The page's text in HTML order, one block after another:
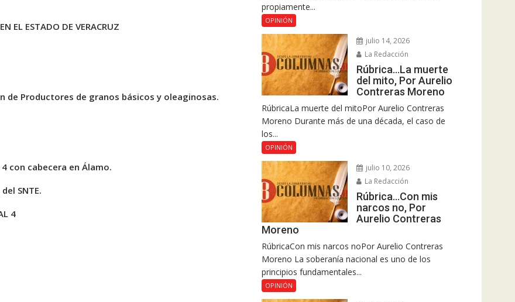
EL ESTADO DE VERACRUZ
de Productores de granos básicos y oleaginosas.
con cabecera en Álamo.
SNTE.
4
propiamente...
OPINIÓN
julio 14, 2026
La Redacción
Rúbrica…La muerte
del mito, Por Aurelio
Contreras Moreno
RúbricaLa muerte del mitoPor Aurelio Contreras
Moreno Durante más de una década, el caso de
los...
OPINIÓN
julio 10, 2026
La Redacción
Rúbrica…Con mis
narcos no, Por
Aurelio Contreras
Moreno
RúbricaCon mis narcos noPor Aurelio Contreras
Moreno La soberanía nacional es uno de los
principios fundamentales...
OPINIÓN